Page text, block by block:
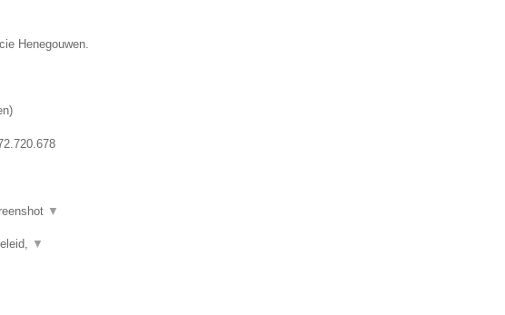
Henegouwen.
)
▼
▼